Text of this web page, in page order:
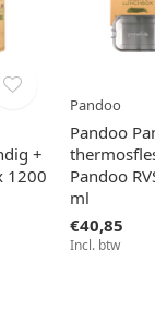
+
1200
Pandoo
Pandoo
Pandoo
ml
€40,85
Incl. btw